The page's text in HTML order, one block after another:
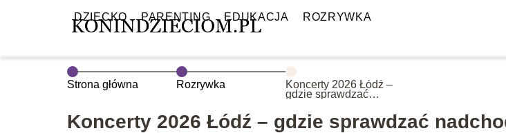
DZIECKO PARENTING EDUKACJA ROZRYWKA
Strona główna Rozrywka
Koncerty 2026 Łódź –
gdzie sprawdzać
Koncerty 2026 Łódź – gdzie sprawdzać